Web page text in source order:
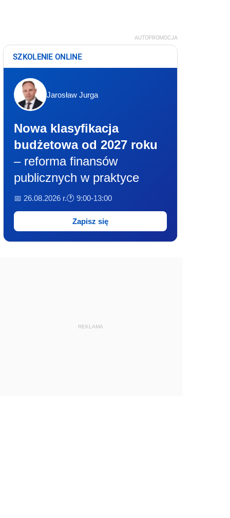
AUTOPROMOCJA
SZKOLENIE ONLINE
Jarosław Jurga
Nowa klasyfikacja
budżetowa od 2027 roku
– reforma finansów
publicznych w praktyce
📅 26.08.2026 r.🕐 9:00-13:00
Zapisz się
REKLAMA